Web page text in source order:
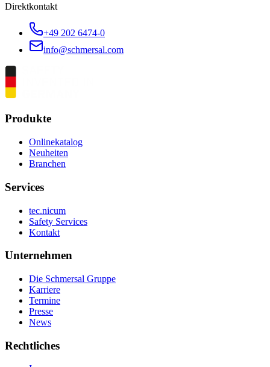
Direktkontakt
+49 202 6474-0
info@schmersal.com
Produkte
Onlinekatalog
Neuheiten
Branchen
Services
tec.nicum
Safety Services
Kontakt
Unternehmen
Die Schmersal Gruppe
Karriere
Termine
Presse
News
Rechtliches